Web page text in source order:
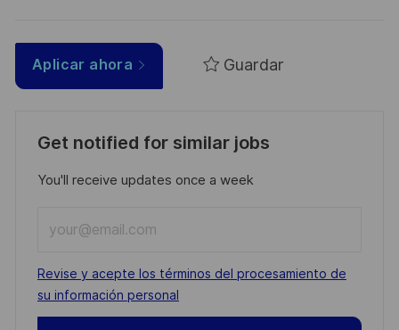
Aplicar ahora Guardar
Get notified for similar jobs
You'll receive updates once a week
Email
address
(Required)
Required
Revise y acepte los términos del procesamiento de
su información personal